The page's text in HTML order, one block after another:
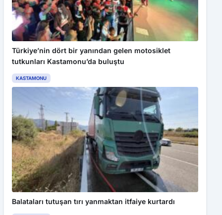
Türkiye’nin dört bir yanından gelen motosiklet
tutkunları Kastamonu’da buluştu
KASTAMONU
Balataları tutuşan tırı yanmaktan itfaiye kurtardı